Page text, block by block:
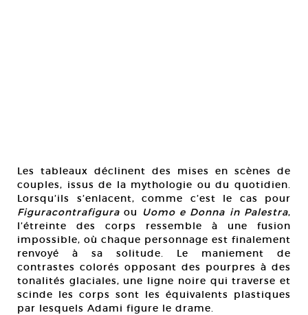
Les tableaux déclinent des mises en scènes de
couples, issus de la mythologie ou du quotidien.
Lorsqu’ils s’enlacent, comme c’est le cas pour
Figuracontrafigura ou Uomo e Donna in Palestra,
l’étreinte des corps ressemble à une fusion
impossible, où chaque personnage est finalement
renvoyé à sa solitude. Le maniement de
contrastes colorés opposant des pourpres à des
tonalités glaciales, une ligne noire qui traverse et
scinde les corps sont les équivalents plastiques
par lesquels Adami figure le drame.